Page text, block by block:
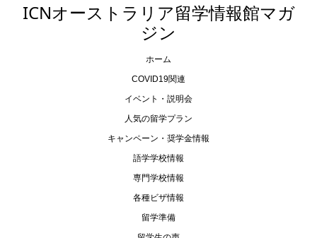
ICNオーストラリア留学情報館マガ
ジン
ホーム
COVID19関連
イベント・説明会
人気の留学プラン
キャンペーン・奨学金情報
語学学校情報
専門学校情報
各種ビザ情報
留学準備